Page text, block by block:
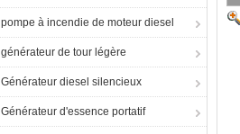
pompe à incendie de moteur diesel
générateur de tour légère
Générateur diesel silencieux
Générateur d'essence portatif